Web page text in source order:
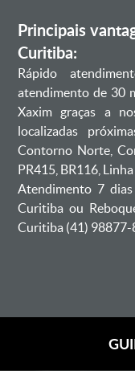
Principais
Curitiba:
Rápido
atendimento de 30
Xaxim graças a
localizadas
Contorno Norte,
PR415, BR116,
Atendimento 7
Curitiba ou
Curitiba (41) 98877-